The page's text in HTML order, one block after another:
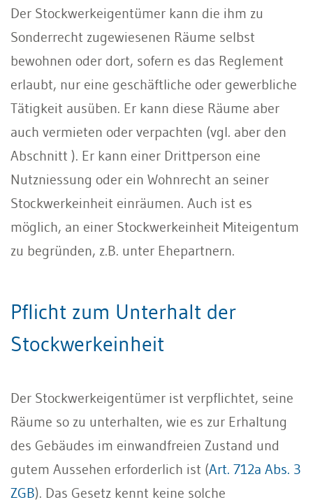
Der Stockwerkeigentümer kann die ihm zu
Sonderrecht zugewiesenen Räume selbst
bewohnen oder dort, sofern es das Reglement
erlaubt, nur eine geschäftliche oder gewerbliche
Tätigkeit ausüben. Er kann diese Räume aber
auch vermieten oder verpachten (vgl. aber den
Abschnitt ). Er kann einer Drittperson eine
Nutzniessung oder ein Wohnrecht an seiner
Stockwerkeinheit einräumen. Auch ist es
möglich, an einer Stockwerkeinheit Miteigentum
zu begründen, z.B. unter Ehepartnern.
Pflicht zum Unterhalt der
Stockwerkeinheit
Der Stockwerkeigentümer ist verpflichtet, seine
Räume so zu unterhalten, wie es zur Erhaltung
des Gebäudes im einwandfreien Zustand und
gutem Aussehen erforderlich ist (Art. 712a Abs. 3
ZGB). Das Gesetz kennt keine solche